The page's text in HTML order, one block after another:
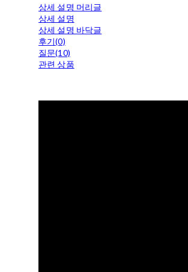
상세 설명 머리글
상세 설명
상세 설명 바닥글
후기(0)
질문(10)
관련 상품